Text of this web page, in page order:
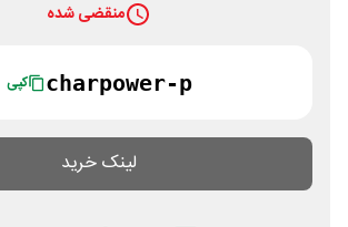
منقضی شده
charpower-p کپی
لینک خرید